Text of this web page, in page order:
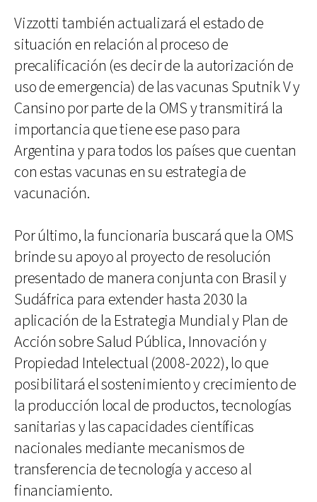
Vizzotti también actualizará el estado de
situación en relación al proceso de
precalificación (es decir de la autorización de
uso de emergencia) de las vacunas Sputnik V y
Cansino por parte de la OMS y transmitirá la
importancia que tiene ese paso para
Argentina y para todos los países que cuentan
con estas vacunas en su estrategia de
vacunación.
Por último, la funcionaria buscará que la OMS
brinde su apoyo al proyecto de resolución
presentado de manera conjunta con Brasil y
Sudáfrica para extender hasta 2030 la
aplicación de la Estrategia Mundial y Plan de
Acción sobre Salud Pública, Innovación y
Propiedad Intelectual (2008-2022), lo que
posibilitará el sostenimiento y crecimiento de
la producción local de productos, tecnologías
sanitarias y las capacidades científicas
nacionales mediante mecanismos de
transferencia de tecnología y acceso al
financiamiento.